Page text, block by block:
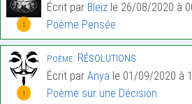
1
Écrit par Bleiz le 26/08/2020 à
Poème Pensée
1
Poème: Résolutions
Écrit par Anya le 01/09/2020 à
Poème sur une Décision